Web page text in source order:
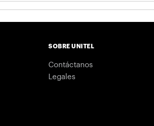
SOBRE UNITEL
Contáctanos
Legales